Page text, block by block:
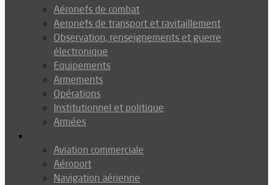
Aéronefs de combat
Aeronefs de transport et ravitaillement
Observation, renseignements et guerre
électronique
Equipements
Armements
Opérations
Institutionnel et politique
Armées
Aviation commerciale
Aéroport
Navigation aérienne